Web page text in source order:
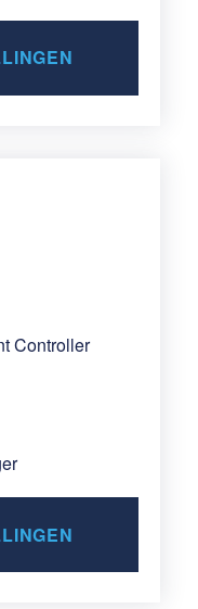
Controller